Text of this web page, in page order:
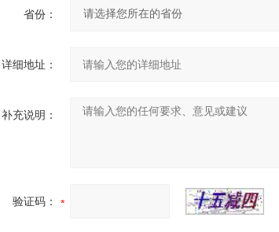
省份：
详细地址：
补充说明：
验证码：